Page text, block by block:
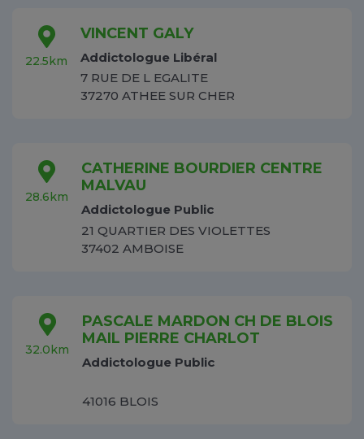
22.5km
VINCENT GALY
Addictologue Libéral
7 RUE DE L EGALITE
37270 ATHEE SUR CHER
28.6km
CATHERINE BOURDIER CENTRE
MALVAU
Addictologue Public
21 QUARTIER DES VIOLETTES
37402 AMBOISE
32.0km
PASCALE MARDON CH DE BLOIS
MAIL PIERRE CHARLOT
Addictologue Public
41016 BLOIS